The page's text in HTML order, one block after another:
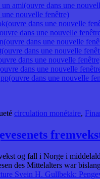
ami(ouvre dans une
nouvelle fenêtre)
dans une nouvelle
dans une nouvelle
dans une nouvelle
dans une nouvelle
dans une nouvelle
dans une nouvelle
dans une nouvelle
circulation monétaire,
og fall i Norge i
des Mittelalters war
Svein H. Gullbekk: